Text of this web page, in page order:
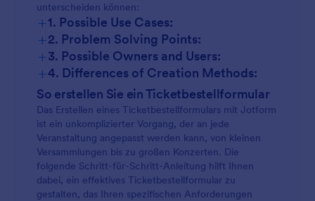
unterscheiden können:
+1. Possible Use Cases:
+2. Problem Solving Points:
+3. Possible Owners and Users:
+4. Differences of Creation Methods:
So erstellen Sie ein Ticketbestellformular
Das Erstellen eines Ticketbestellformulars mit Jotform
ist ein unkomplizierter Vorgang, der an jede
Veranstaltung angepasst werden kann, von kleinen
Versammlungen bis zu großen Konzerten. Die
folgende Schritt-für-Schritt-Anleitung hilft Ihnen
dabei, ein effektives Ticketbestellformular zu
gestalten, das Ihren spezifischen Anforderungen